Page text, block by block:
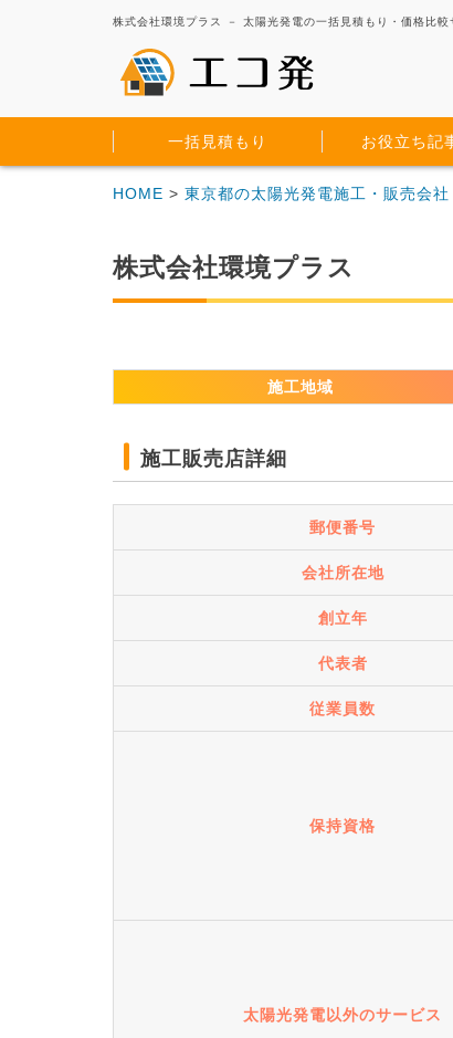
株式会社環境プラス － 太陽光発電の一括見積もり・価格比較
一括見積もり お役立ち記
HOME > 東京都の太陽光発電施工・販売会社
株式会社環境プラス
施工地域
施工販売店詳細
郵便番号
会社所在地
創立年
代表者
従業員数
保持資格
太陽光発電以外のサービス